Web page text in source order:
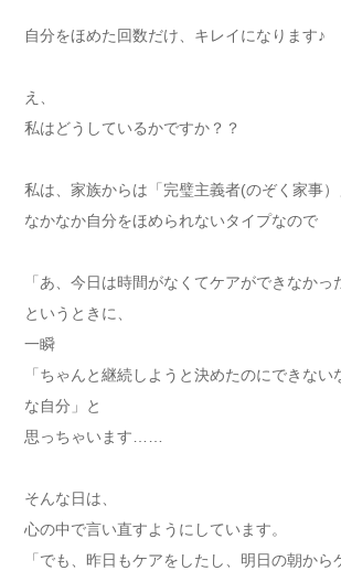
自分をほめた回数だけ、キレイになります♪
え、
私はどうしているかですか？？
私は、家族からは「完璧主義者(のぞく家事
なかなか自分をほめられないタイプなので
「あ、今日は時間がなくてケアができなかっ
というときに、
一瞬
「ちゃんと継続しようと決めたのにできない
な自分」と
思っちゃいます……
そんな日は、
心の中で言い直すようにしています。
「でも、昨日もケアをしたし、明日の朝か